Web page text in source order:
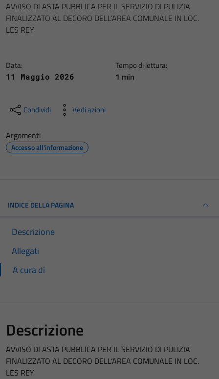
AVVISO DI ASTA PUBBLICA PER IL SERVIZIO DI PULIZIA
FINALIZZATO AL DECORO DELL’AREA COMUNALE IN LOC.
LES REY
Data:
11 Maggio 2026
Tempo di lettura:
1 min
Condividi Vedi azioni
Argomenti
Accesso all'informazione
INDICE DELLA PAGINA
Descrizione
Allegati
A cura di
Descrizione
AVVISO DI ASTA PUBBLICA PER IL SERVIZIO DI PULIZIA
FINALIZZATO AL DECORO DELL’AREA COMUNALE IN LOC.
LES REY